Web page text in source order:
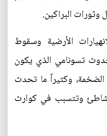
وثورات البراكين.
الأرضية وسقوط
تسونامي الذي يكون
وكثيراً ما تحدث
وتتسبب في كوارث